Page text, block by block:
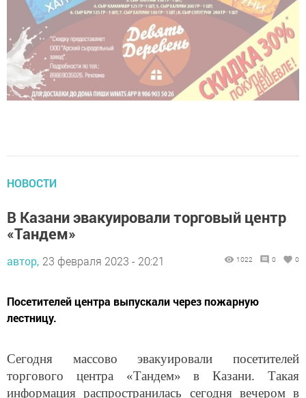
НОВОСТИ
В Казани эвакуировали торговый центр
«Тандем»
автор, 23 февраля 2023 - 20:21 1022 0 0
Посетителей центра выпускали через пожарную
лестницу.
Сегодня массово эвакуировали посетителей
торгового центра «Тандем» в Казани. Такая
информация распространилась сегодня вечером в